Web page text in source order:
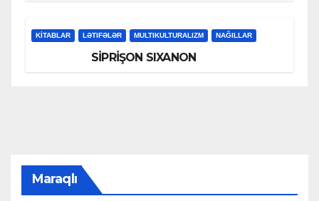
KİTABLAR LƏTIFƏLƏR MULTIKULTURALIZM NAĞILLAR
SİPRİŞON SIXANON
Maraqlı